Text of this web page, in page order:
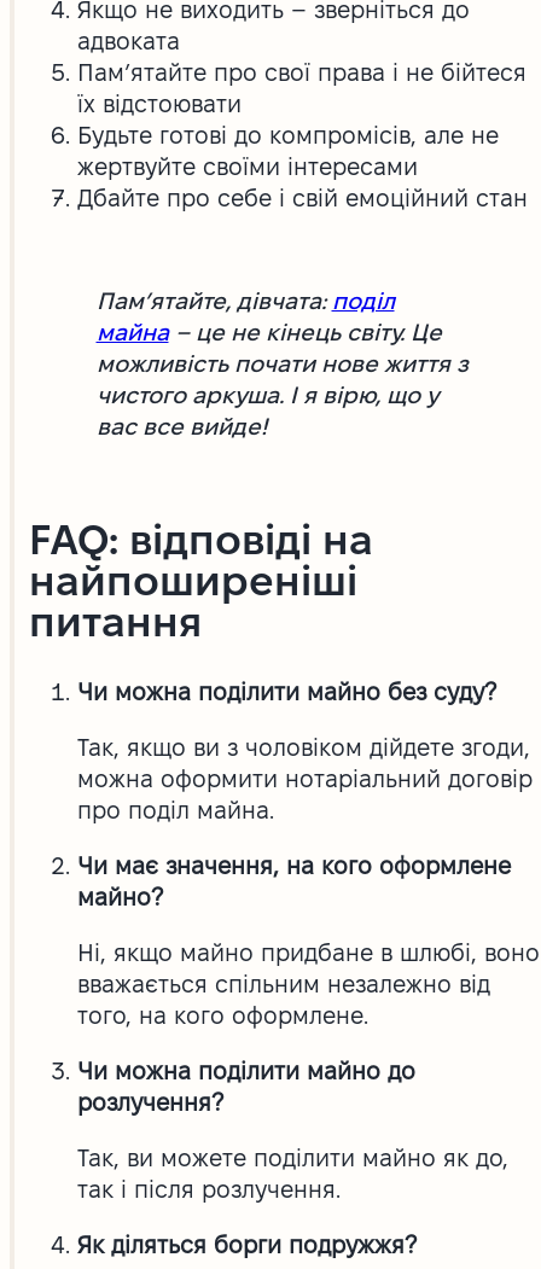
Якщо не виходить – зверніться до
адвоката
Пам’ятайте про свої права і не бійтеся
їх відстоювати
Будьте готові до компромісів, але не
жертвуйте своїми інтересами
Дбайте про себе і свій емоційний стан
Пам’ятайте, дівчата: поділ
майна– це не кінець світу. Це
можливість почати нове життя з
чистого аркуша. І я вірю, що у
вас все вийде!
FAQ: відповіді на
найпоширеніші
питання
Чи можна поділити майно без суду?
Так, якщо ви з чоловіком дійдете згоди,
можна оформити нотаріальний договір
про поділ майна.
Чи має значення, на кого оформлене
майно?
Ні, якщо майно придбане в шлюбі, воно
вважається спільним незалежно від
того, на кого оформлене.
Чи можна поділити майно до
розлучення?
Так, ви можете поділити майно як до,
так і після розлучення.
Як діляться борги подружжя?